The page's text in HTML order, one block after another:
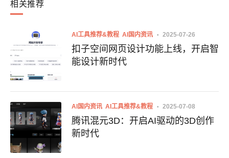
相关推荐
AI工具推荐&教程 AI国内资讯 2025-07-26
扣子空间网页设计功能上线，开启智
能设计新时代
AI国内资讯 AI工具推荐&教程 2025-07-08
腾讯混元3D：开启AI驱动的3D创作
新时代